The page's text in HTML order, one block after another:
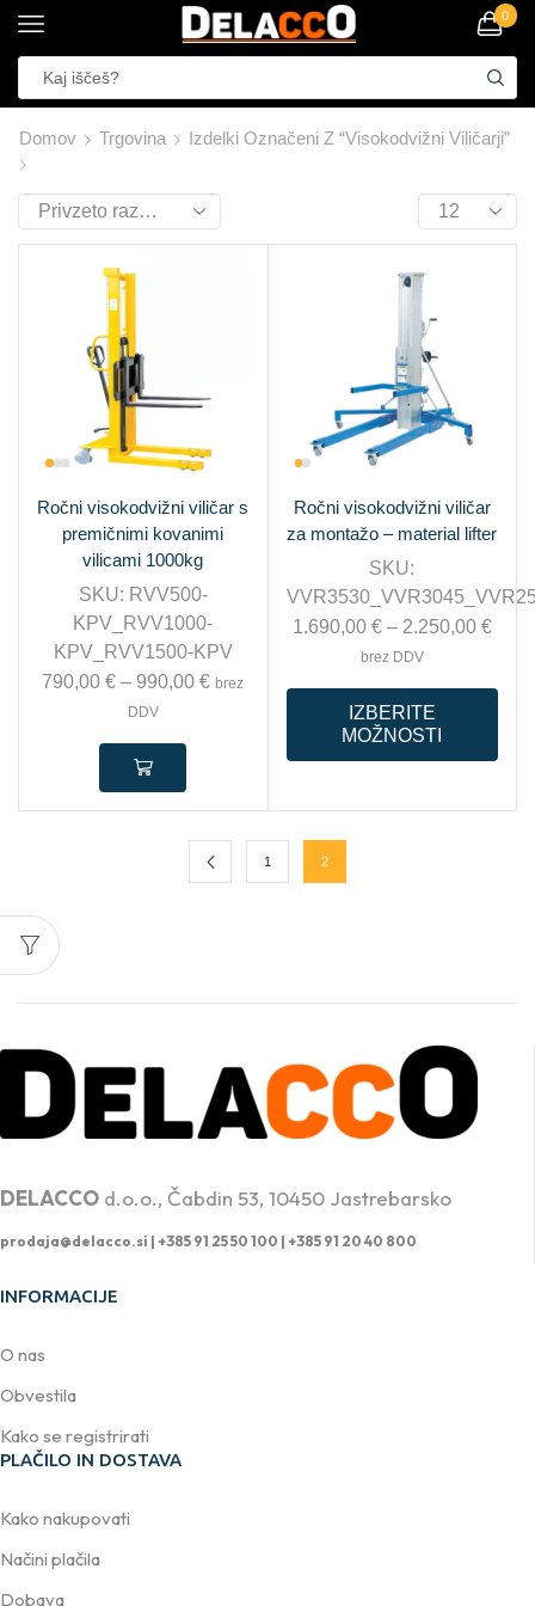
0
Domov Trgovina Izdelki Označeni Z “visokodvižni Viličarji”
Ročni visokodvižni viličar s
premičnimi kovanimi
vilicami 1000kg
SKU: RVV500-
KPV_RVV1000-
KPV_RVV1500-KPV
790,00€ – 990,00€ brez
DDV
Ročni visokodvižni viličar
za montažo – material lifter
SKU:
1.690,00 € – 2.250,00 €
brez DDV
IZBERITE
MOŽNOSTI
1 2
DELACCO d.o.o., Čabdin 53, 10450 Jastrebarsko
prodaja@delacco.si | +385 91 25 50 100 | +385 91 20 40 800
INFORMACIJE
O nas
Obvestila
Kako se registrirati
PLAČILO IN DOSTAVA
Kako nakupovati
Načini plačila
Dobava